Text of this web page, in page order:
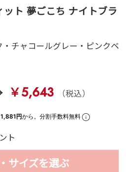
ット 夢ごこち ナイトブラ
・チャコールグレー・ピンクベ
￥5,643 （税込）
円から。分割手数料無料
ト
サイズを選ぶ